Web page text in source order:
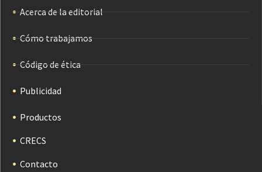
Acerca de la editorial
Cómo trabajamos
Código de ética
Publicidad
Productos
CRECS
Contacto